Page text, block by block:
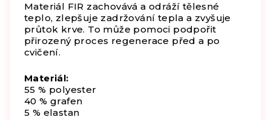
Materiál FIR zachovává a odráží tělesné
teplo, zlepšuje zadržování tepla a zvyšuje
průtok krve. To může pomoci podpořit
přirozený proces regenerace před a po
cvičení.
Materiál:
55 % polyester
40 % grafen
5 % elastan